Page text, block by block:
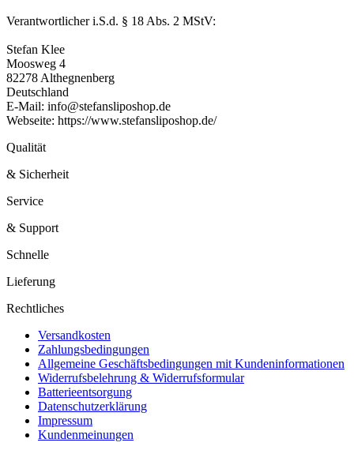
Verantwortlicher i.S.d. § 18 Abs. 2 MStV:
Stefan Klee
Moosweg 4
82278 Althegnenberg
Deutschland
E-Mail: info@stefansliposhop.de
Webseite: https://www.stefansliposhop.de/
Qualität
& Sicherheit
Service
& Support
Schnelle
Lieferung
Rechtliches
Versandkosten
Zahlungsbedingungen
Allgemeine Geschäftsbedingungen mit Kundeninformationen
Widerrufsbelehrung & Widerrufsformular
Batterieentsorgung
Datenschutzerklärung
Impressum
Kundenmeinungen